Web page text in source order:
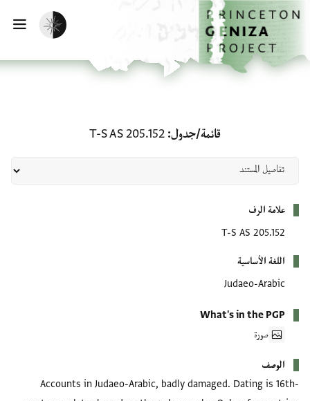
إلى المحتوى الرئيسي
الرئيسية
تفعيل الوضع المظلم
قائمة/جدول T-S AS 205.152
علامة الرف
T-S AS 205.152
اللغة الأساسية
Judaeo-Arabic
What's in the PGP
صورة
الوصف
Accounts in Judaeo-Arabic, badly damaged. Dating is 16th-